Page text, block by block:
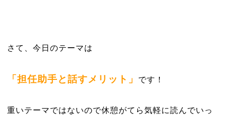
さて、今日のテーマは
「担任助手と話すメリット」 です！
重いテーマではないので休憩がてら気軽に読んでいっ